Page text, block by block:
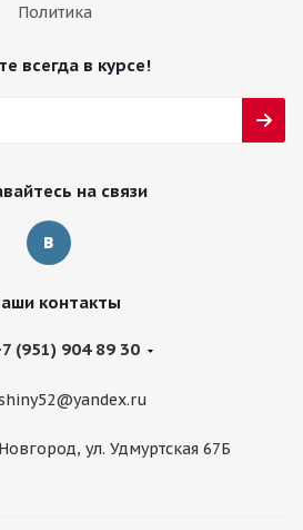
Политика
всегда в курсе!
на связи
контакты
(951) 904 89 30
ул. Удмуртская 67Б